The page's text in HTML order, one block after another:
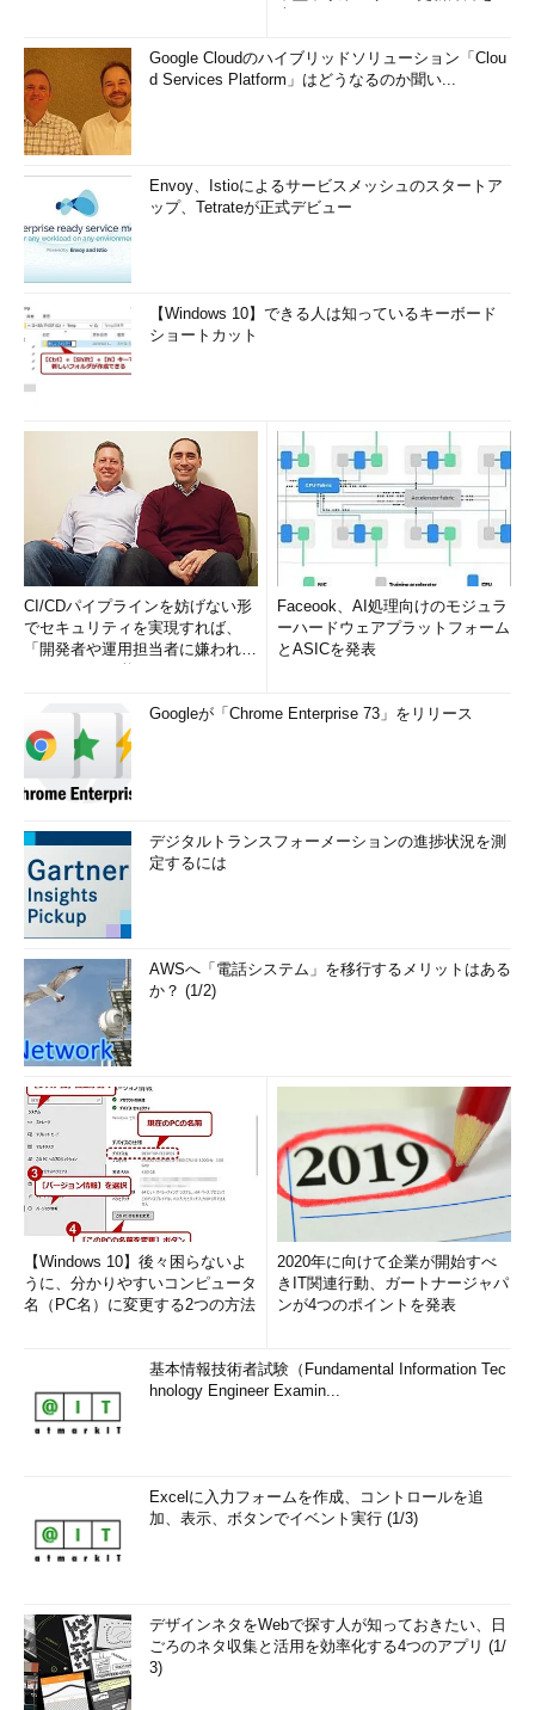
Google Cloudのハイブリッドソリューション「Clou
d Services Platform」はどうなるのか聞い...
Envoy、Istioによるサービスメッシュのスタートア
ップ、Tetrateが正式デビュー
【Windows 10】できる人は知っているキーボード
ショートカット
CI/CDパイプラインを妨げない形
でセキュリティを実現すれば、
「開発者や運用担当者に嫌われな
Faceook、AI処理向けのモジュラ
ーハードウェアプラットフォーム
とASICを発表
Googleが「Chrome Enterprise 73」をリリース
デジタルトランスフォーメーションの進捗状況を測
定するには
AWSへ「電話システム」を移行するメリットはある
か？ (1/2)
【Windows 10】後々困らないよ
うに、分かりやすいコンピュータ
名（PC名）に変更する2つの方法
2020年に向けて企業が開始すべ
きIT関連行動、ガートナージャパ
ンが4つのポイントを発表
基本情報技術者試験（Fundamental Information Tec
hnology Engineer Examin...
Excelに入力フォームを作成、コントロールを追
加、表示、ボタンでイベント実行 (1/3)
デザインネタをWebで探す人が知っておきたい、日
ごろのネタ収集と活用を効率化する4つのアプリ (1/
3)